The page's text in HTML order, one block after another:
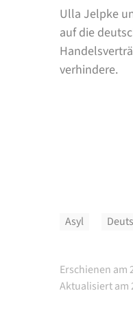
Ulla Jelpke
auf die
verhindere.
Asyl
Erschienen am
Aktualisiert am